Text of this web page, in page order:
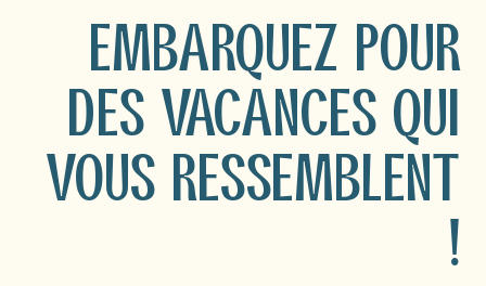
embarquez pour
des vacances qui
vous ressemblent
!